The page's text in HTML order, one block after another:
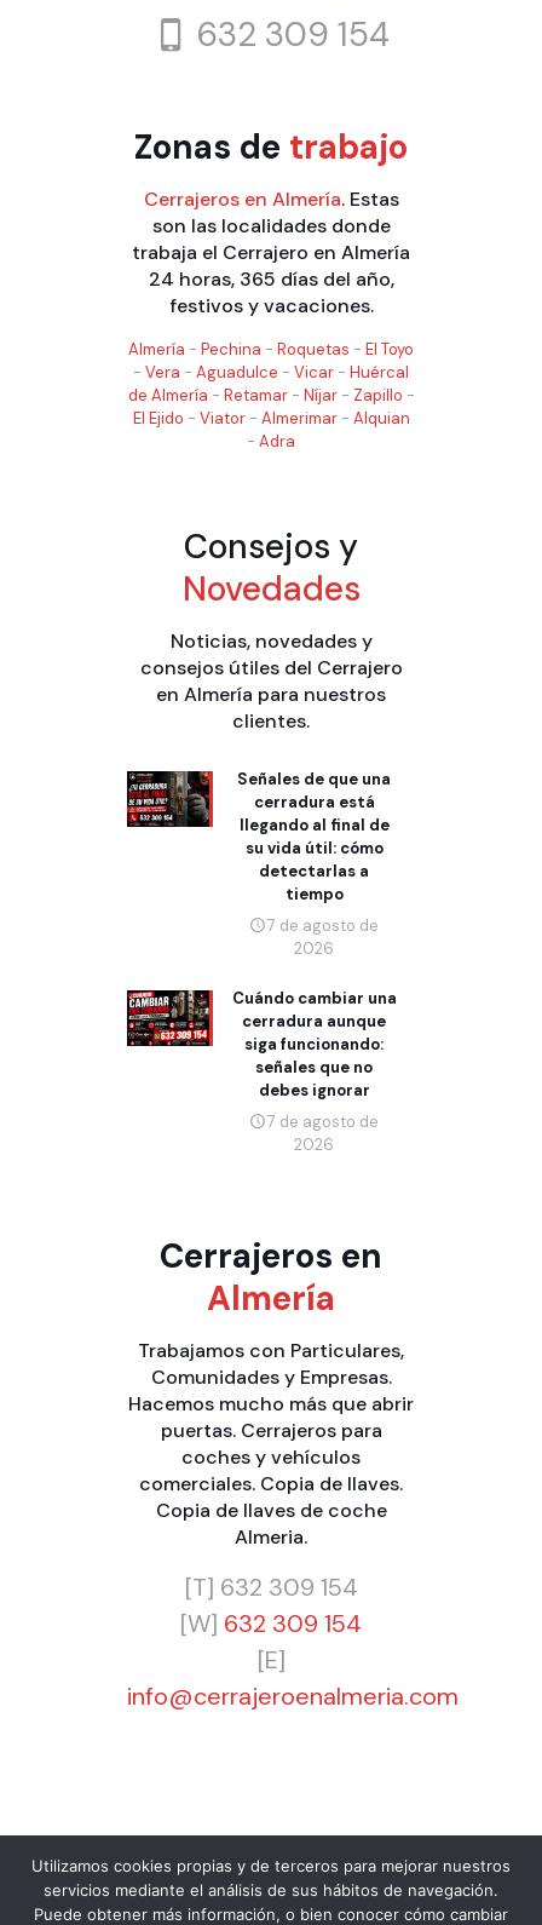
632 309 154
Zonas de trabajo
Cerrajeros en Almería. Estas
son las localidades donde
trabaja el Cerrajero en Almería
24 horas, 365 días del año,
festivos y vacaciones.
Almería - Pechina - Roquetas - El Toyo
- Vera - Aguadulce - Vicar - Huércal
de Almería - Retamar- Níjar- Zapillo -
El Ejido - Viator- Almerimar- Alquian
- Adra
Consejos y
Novedades
Noticias, novedades y
consejos útiles del Cerrajero
en Almería para nuestros
clientes.
Señales de que una
cerradura está
llegando al final de
su vida útil: cómo
detectarlas a
tiempo
7 de agosto de
2026
Cuándo cambiar una
cerradura aunque
siga funcionando:
señales que no
debes ignorar
7 de agosto de
2026
Cerrajeros en
Almería
Trabajamos con Particulares,
Comunidadesy Empresas.
Hacemos mucho más que abrir
puertas. Cerrajeros para
coches y vehículos
comerciales. Copia de llaves.
Copia de llaves de coche
Almeria.
[T] 632 309 154
[W] 632 309 154
[E]
info@cerrajeroenalmeria.com
© 2024 Cerrajero Almería 24H Barato. Urgencias 365
días a cualquier hora. Cerrajero para Particulares,
Utilizamos cookies propias y de terceros para mejorar nuestros
servicios mediante el análisis de sus hábitos de navegación.
Puede obtener más información, o bien conocer cómo cambiar